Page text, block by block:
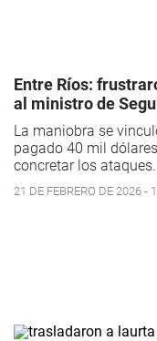
Entre Ríos:
al ministro de
La maniobra se
pagado 40 mil
concretar los ataques.
21 DE FEBRERO DE 2026 -